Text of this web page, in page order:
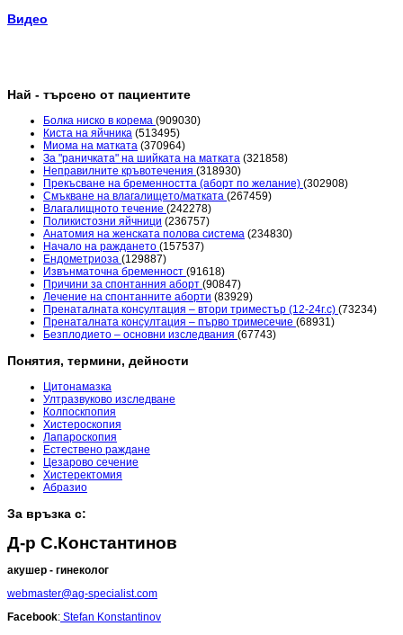
Видео
Най - търсено от пациентите
Болка ниско в корема (909030)
Киста на яйчника (513495)
Миома на матката (370964)
За "раничката" на шийката на матката (321858)
Неправилните кръвотечения (318930)
Прекъсване на бременността (аборт по желание) (302908)
Смъкване на влагалището/матката (267459)
Влагалищното течение (242278)
Поликистозни яйчници (236757)
Анатомия на женската полова система (234830)
Начало на раждането (157537)
Ендометриоза (129887)
Извънматочна бременност (91618)
Причини за спонтанния аборт (90847)
Лечение на спонтанните аборти (83929)
Пренаталната консултация – втори триместър (12-24г.с) (73234)
Пренаталната консултация – първо тримесечие (68931)
Безплодието – основни изследвания (67743)
Понятия, термини, дейности
Цитонамазка
Ултразвуково изследване
Колпоскпопия
Хистероскопия
Лапароскопия
Естествено раждане
Цезарово сечение
Хистеректомия
Абразио
За връзка с:
Д-р С.Константинов
акушер - гинеколог
webmaster@ag-specialist.com
Facebook: Stefan Konstantinov